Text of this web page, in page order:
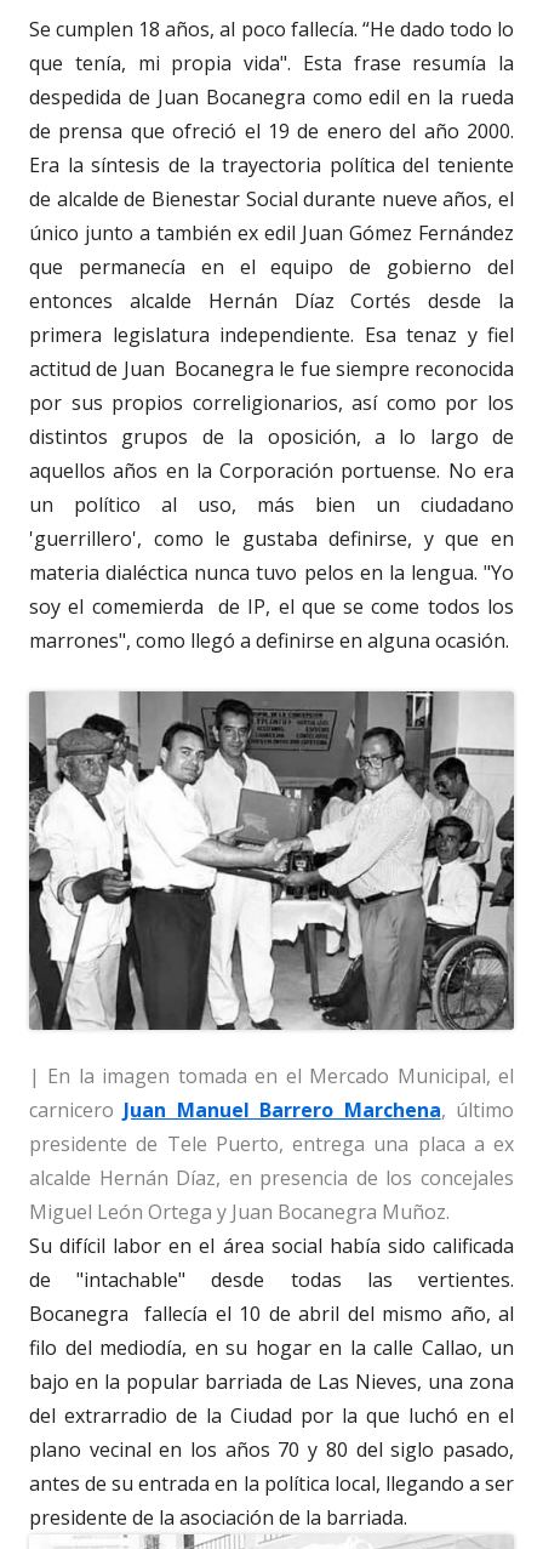
Se cumplen 18 años, al poco fallecía. “He dado todo lo
que tenía, mi propia vida". Esta frase resumía la
despedida de Juan Bocanegra como edil en la rueda
de prensa que ofreció el 19 de enero del año 2000.
Era la síntesis de la trayectoria política del teniente
de alcalde de Bienestar Social durante nueve años, el
único junto a también ex edil Juan Gómez Fernández
que permanecía en el equipo de gobierno del
entonces alcalde Hernán Díaz Cortés desde la
primera legislatura independiente. Esa tenaz y fiel
actitud de Juan Bocanegra le fue siempre reconocida
por sus propios correligionarios, así como por los
distintos grupos de la oposición, a lo largo de
aquellos años en la Corporación portuense. No era
un político al uso, más bien un ciudadano
'guerrillero', como le gustaba definirse, y que en
materia dialéctica nunca tuvo pelos en la lengua. "Yo
soy el comemierda de IP, el que se come todos los
marrones", como llegó a definirse en alguna ocasión.
| En la imagen tomada en el Mercado Municipal, el
carnicero Juan Manuel Barrero Marchena, último
presidente de Tele Puerto, entrega una placa a ex
alcalde Hernán Díaz, en presencia de los concejales
Miguel León Ortega y Juan Bocanegra Muñoz.
Su difícil labor en el área social había sido calificada
de "intachable" desde todas las vertientes.
Bocanegra fallecía el 10 de abril del mismo año, al
filo del mediodía, en su hogar en la calle Callao, un
bajo en la popular barriada de Las Nieves, una zona
del extrarradio de la Ciudad por la que luchó en el
plano vecinal en los años 70 y 80 del siglo pasado,
antes de su entrada en la política local, llegando a ser
presidente de la asociación de la barriada.